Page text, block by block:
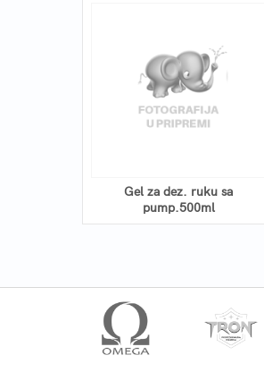
Gel za dez. ruku sa
pump.500ml